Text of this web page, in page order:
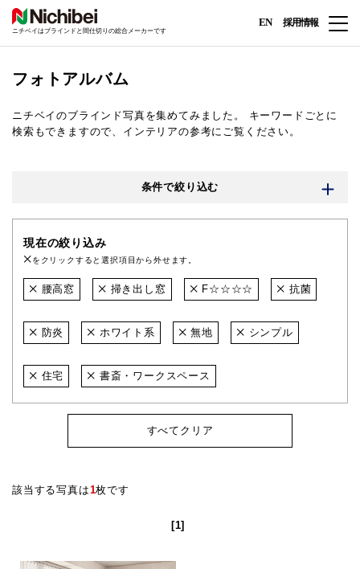
ニチベイはブラインドと間仕切りの総合メーカーです
EN 採用情報
フォトアルバム
ニチベイのブラインド写真を集めてみました。
キーワードごとに
検索もできますので、インテリアの参考にご覧ください。
条件で絞り込む
現在の絞り込み
をクリックすると選択項目から外せます。
腰高窓 掃き出し窓 F☆☆☆☆ 抗菌
防炎 ホワイト系 無地 シンプル
住宅 書斎・ワークスペース
すべてクリア
該当する写真は1枚です
[1]